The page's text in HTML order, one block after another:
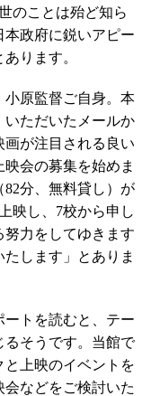
のことは殆ど知ら
政府に鋭いアピー
ります。
小原監督ご自身。本
ただいたメールか
画が注目される良い
会の募集を始めま
分、無料貸し）が
映し、7校から申し
力をしてゆきます
します」とありま
トを読むと、テー
るそうです。当館で
と上映のイベントを
などをご検討いた